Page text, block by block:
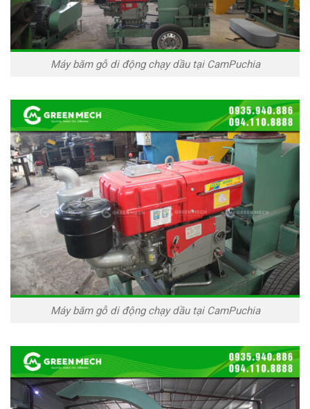
Máy băm gỗ di động chạy dầu tại CamPuchia
Máy băm gỗ di động chạy dầu tại CamPuchia